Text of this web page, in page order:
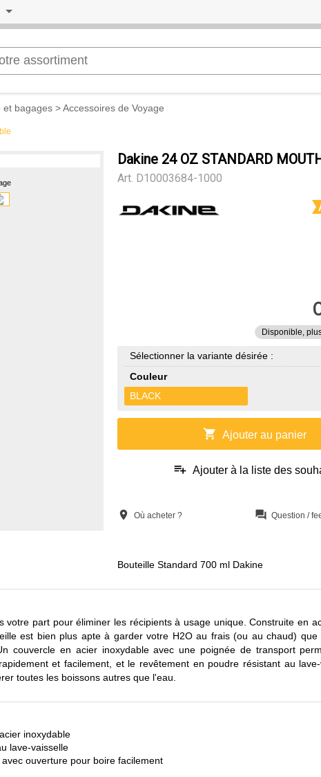
et bagages >Accessoires de Voyage
Dakine 24 OZ STANDARD
Art. D10003684-1000
Disponible,
Sélectionner la variante désirée :
Couleur
BLACK
shopping_cart Ajouter au panier
playlist_add Ajouter à la liste des
location_on Où acheter ? question_answer Question /
Bouteille Standard 700 ml Dakine
votre part pour éliminer les récipients à usage unique. Construite en
est bien plus apte à garder votre H2O au frais (ou au chaud) que
couvercle en acier inoxydable avec une poignée de transport
et facilement, et le revêtement en poudre résistant au
toutes les boissons autres que l'eau.
inoxydable
lave-vaisselle
ouverture pour boire facilement